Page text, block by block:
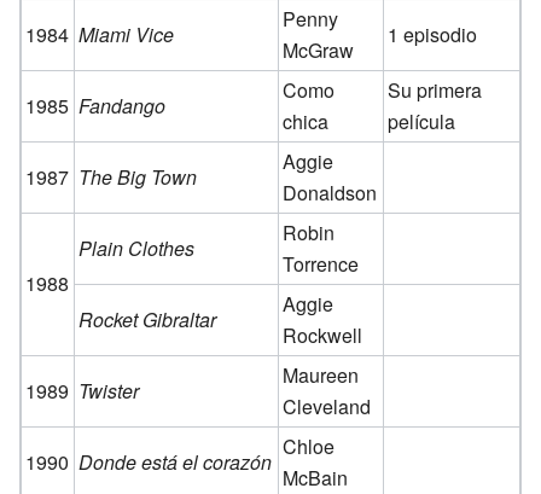
1984 Miami Vice
Penny
McGraw
1 episodio
1985 Fandango
Como
chica
Su primera
película
1987 The Big Town
Aggie
Donaldson
1988
Plain Clothes
Robin
Torrence
Rocket Gibraltar
Aggie
Rockwell
1989 Twister
Maureen
Cleveland
1990 Donde está el corazón
Chloe
McBain